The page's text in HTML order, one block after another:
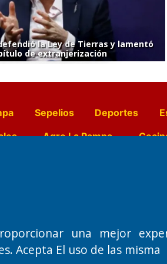
la Ley de Tierras y lamentó
de extranjerización
Sepelios Deportes
Agro La Pampa
Fundado por el
Doctor Antonio
Primera edición: Domingo 3 de
Miembro de ADIRA,ADEPA y CPPAL
una mejor
Acepta El uso de las misma